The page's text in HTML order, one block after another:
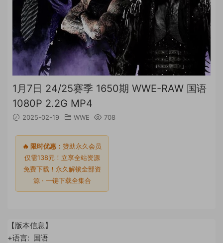
1月7日 24/25赛季 1650期 WWE-RAW 国语
1080P 2.2G MP4
2025-02-19 WWE 708
🔥 限时优惠： 赞助永久会员
仅需138元！立享全站资源
免费下载！永久解锁全部资
源 · 一键下载全集合
【版本信息】
+语言: 国语